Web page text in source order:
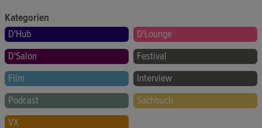
Kategorien
D'Hub
D'Lounge
D'Salon
Festival
Film
Interview
Podcast
Sachbuch
VX